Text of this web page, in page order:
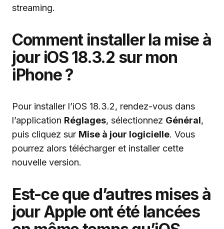
streaming.
Comment installer la mise à
jour iOS 18.3.2 sur mon
iPhone ?
Pour installer l’iOS 18.3.2, rendez-vous dans
l’application Réglages, sélectionnez Général,
puis cliquez sur Mise à jour logicielle. Vous
pourrez alors télécharger et installer cette
nouvelle version.
Est-ce que d’autres mises à
jour Apple ont été lancées